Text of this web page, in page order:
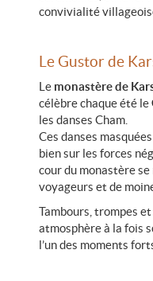
convivialité
Le Gustor de
Le monastère de
célèbre chaque été le
les danses Cham.
Ces danses
bien sur les forces
cour du monastère
voyageurs et de
Tambours, trompes
atmosphère à la fois
l’un des moments